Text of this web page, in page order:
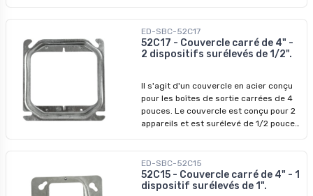
ED-SBC-52C17
52C17 - Couvercle carré de 4" -
2 dispositifs surélevés de 1/2".
Il s'agit d'un couvercle en acier conçu
pour les boîtes de sortie carrées de 4
pouces. Le couvercle est conçu pour 2
appareils et est surélevé de 1/2 pouce.
offrant ainsi une protection et une
apparence soignée. Caractéristiques
principales : - Matériau : Acier -
ED-SBC-52C15
52C15 - Couvercle carré de 4" - 1
dispositif surélevés de 1".